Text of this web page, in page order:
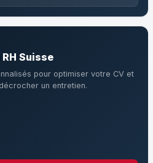
Suisse
pour optimiser votre CV et
un entretien.